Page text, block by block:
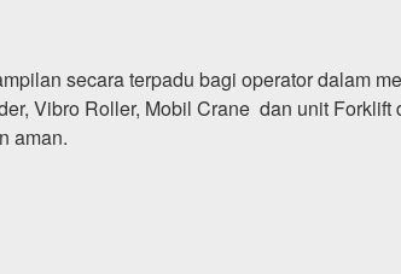
secara terpadu bagi operator dalam
Vibro Roller, Mobil Crane dan unit Forklift
aman.